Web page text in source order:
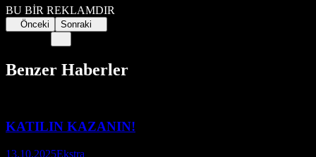
BU BİR REKLAMDIR
Önceki Sonraki
Benzer Haberler
KATILIN KAZANIN!
13.10.2025Ekstra